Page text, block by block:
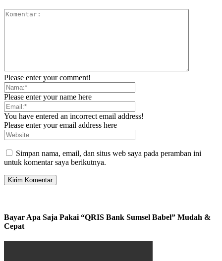
Please enter your comment!
Please enter your name here
You have entered an incorrect email address!
Please enter your email address here
Simpan nama, email, dan situs web saya pada peramban ini
untuk komentar saya berikutnya.
Bayar Apa Saja Pakai “QRIS Bank Sumsel Babel” Mudah &
Cepat